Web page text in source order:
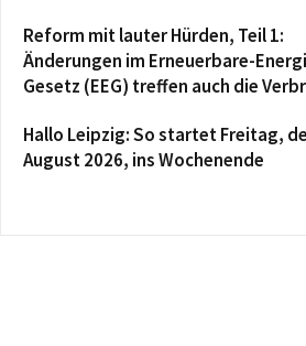
Reform mit lauter Hürden, Teil 1:
Änderungen im Erneuerbare-
Gesetz (EEG) treffen auch die
Hallo Leipzig: So startet Freitag,
August 2026, ins Wochenende